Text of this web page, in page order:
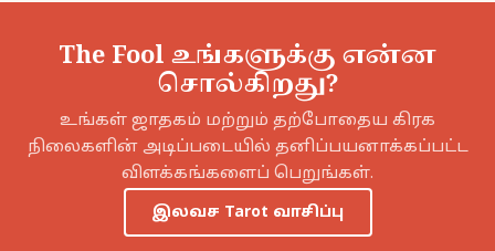
The Fool உங்களுக்கு என்ன
சொல்கிறது?
உங்கள் ஜாதகம் மற்றும் தற்போதைய கிரக
நிலைகளின் அடிப்படையில் தனிப்பயனாக்கப்பட்ட
விளக்கங்களைப் பெறுங்கள்.
இலவச Tarot வாசிப்பு